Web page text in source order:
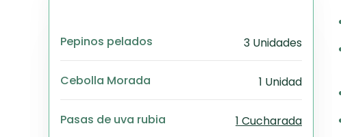
PDF
Excel
Word
Pepinos pelados 3 Unidades
Cebolla Morada 1 Unidad
Pasas de uva rubia 1 Cucharada